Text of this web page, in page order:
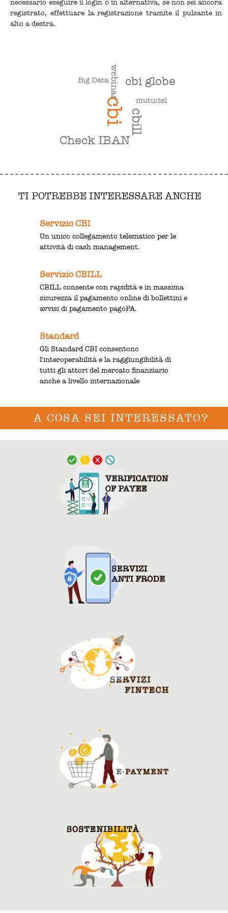
necessario eseguire il login o in alternativa, se non sei ancora
registrato, effettuare la registrazione tramite il pulsante in
alto a destra.
cbi cbill
cbi globe
Check IBAN
webinar
mutuitel
Big Data
TI POTREBBE INTERESSARE ANCHE
Servizio CBI
Un unico collegamento telematico per le
attività di cash management.
Servizio CBILL
CBILL consente con rapidità e in massima
sicurezza il pagamento online di bollettini e
avvisi di pagamento pagoPA.
Standard
Gli Standard CBI consentono
l'interoperabilità e la raggiungibilità di
tutti gli attori del mercato finanziario
anche a livello internazionale
A COSA SEI INTERESSATO?